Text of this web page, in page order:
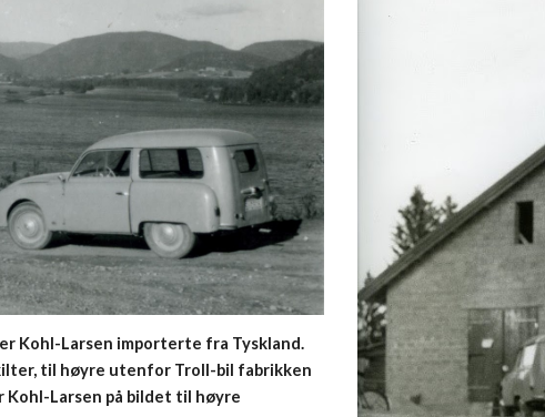
Kohl-Larsen importerte fra Tyskland.
til høyre utenfor Troll-bil fabrikken
Kohl-Larsen på bildet til høyre